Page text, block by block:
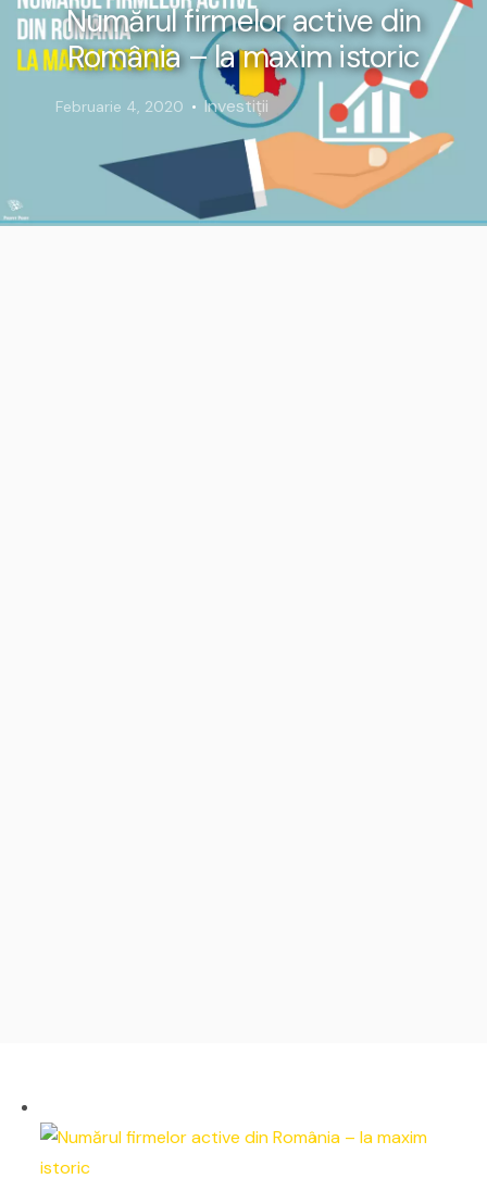
Numărul firmelor active din
România – la maxim istoric
Februarie 4, 2020 Investiții